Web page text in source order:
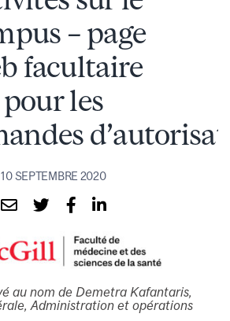
– page
facultaire
pour les
10 SEPTEMBRE 2020
au nom de Demetra Kafantaris,
Administration et opérations